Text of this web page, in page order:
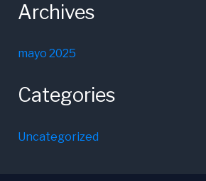
Archives
mayo 2025
Categories
Uncategorized